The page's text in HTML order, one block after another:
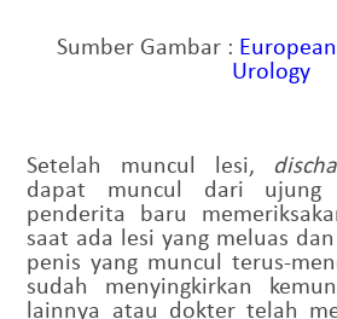
Sumber Gambar :
Urology
Setelah muncul lesi,
dapat muncul dari ujung
penderita baru
saat ada lesi yang meluas
penis yang muncul terus-
sudah menyingkirkan
lainnya atau dokter telah